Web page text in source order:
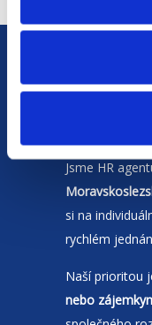
Jsme HR
si na
rychlém
Naší prioritou
nebo